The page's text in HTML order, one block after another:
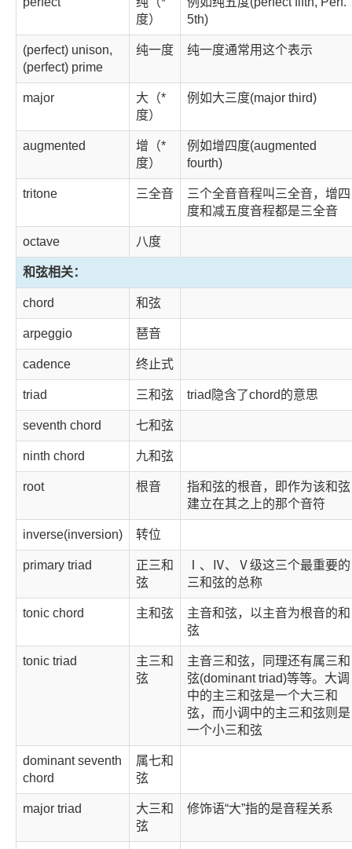
度）
5th)
(perfect) unison,
(perfect) prime
纯一度 纯一度通常用这个表示
major
大（*
度）
例如大三度(major third)
augmented
增（*
度）
例如增四度(augmented
fourth)
tritone 三全音
三个全音音程叫三全音，增四
度和减五度音程都是三全音
octave 八度
和弦相关：
chord 和弦
arpeggio 琶音
cadence 终止式
triad 三和弦 triad隐含了chord的意思
seventh chord 七和弦
ninth chord 九和弦
root 根音
指和弦的根音，即作为该和弦
建立在其之上的那个音符
inverse(inversion) 转位
primary triad
正三和
弦
Ⅰ、Ⅳ、Ⅴ级这三个最重要的
三和弦的总称
tonic chord 主和弦
主音和弦，以主音为根音的和
弦
tonic triad
主三和
弦
主音三和弦，同理还有属三和
弦(dominant triad)等等。大调
中的主三和弦是一个大三和
弦，而小调中的主三和弦则是
一个小三和弦
dominant seventh
chord
属七和
弦
major triad
大三和
弦
修饰语“大”指的是音程关系